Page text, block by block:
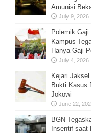
Amunisi
July 9, 2026
Polemik Gaji
Kampus
Hanya Gaji
July 4, 2026
Kejari
Bukti Kasus
Jokowi
June 22,
BGN
Insentif saat